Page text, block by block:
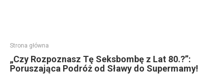
Strona główna
„Czy Rozpoznasz Tę Seksbombę z Lat 80.?”:
Poruszająca Podróż od Sławy do Supermamy!